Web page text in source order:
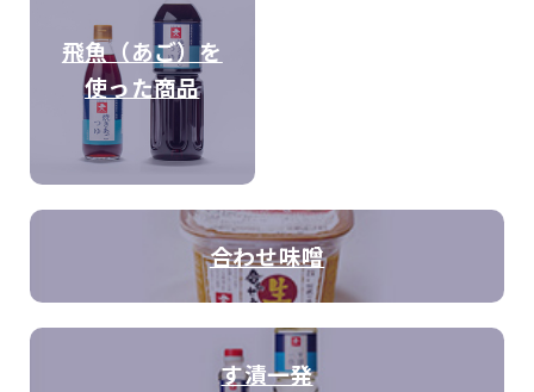
飛魚（あご）を
使った商品
合わせ味噌
す漬一発